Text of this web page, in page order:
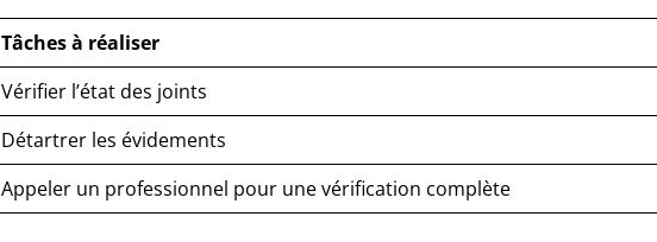
Tâches à réaliser
Vérifier l’état des joints
Détartrer les évidements
Appeler un professionnel pour une vérification complète